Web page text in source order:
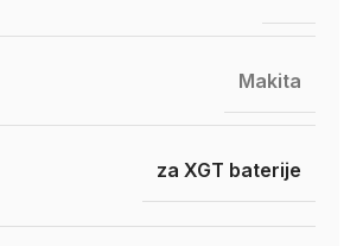
Makita
za XGT baterije